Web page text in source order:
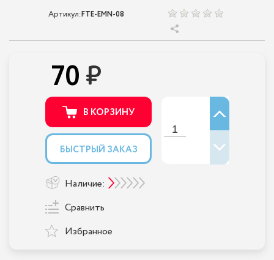
Артикул:FTE-EMN-08
70
В КОРЗИНУ
БЫСТРЫЙ ЗАКАЗ
Наличие:
Сравнить
Избранное